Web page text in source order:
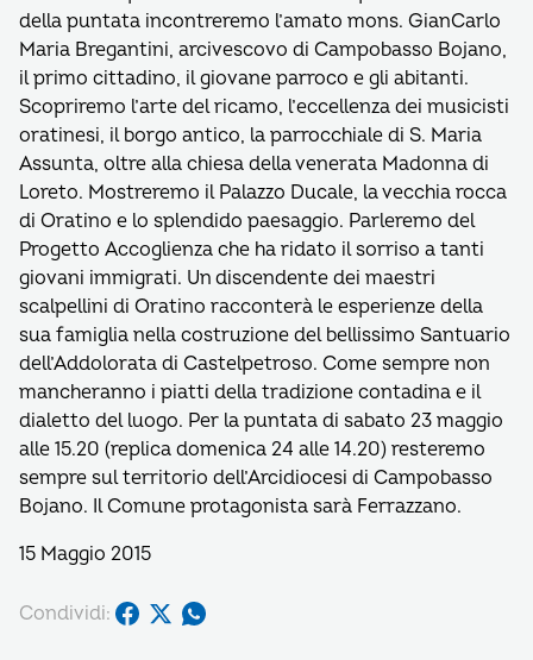
della puntata incontreremo l’amato mons. GianCarlo
Maria Bregantini, arcivescovo di Campobasso Bojano,
il primo cittadino, il giovane parroco e gli abitanti.
Scopriremo l’arte del ricamo, l’eccellenza dei musicisti
oratinesi, il borgo antico, la parrocchiale di S. Maria
Assunta, oltre alla chiesa della venerata Madonna di
Loreto. Mostreremo il Palazzo Ducale, la vecchia rocca
di Oratino e lo splendido paesaggio. Parleremo del
Progetto Accoglienza che ha ridato il sorriso a tanti
giovani immigrati. Un discendente dei maestri
scalpellini di Oratino racconterà le esperienze della
sua famiglia nella costruzione del bellissimo Santuario
dell’Addolorata di Castelpetroso. Come sempre non
mancheranno i piatti della tradizione contadina e il
dialetto del luogo. Per la puntata di sabato 23 maggio
alle 15.20 (replica domenica 24 alle 14.20) resteremo
sempre sul territorio dell’Arcidiocesi di Campobasso
Bojano. Il Comune protagonista sarà Ferrazzano.
15 Maggio 2015
Condividi: